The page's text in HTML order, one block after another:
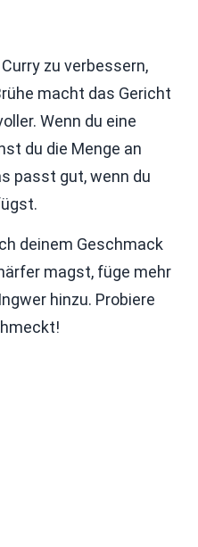
zu verbessern,
macht das Gericht
Wenn du eine
du die Menge an
passt gut, wenn du
deinem Geschmack
magst, füge mehr
hinzu. Probiere